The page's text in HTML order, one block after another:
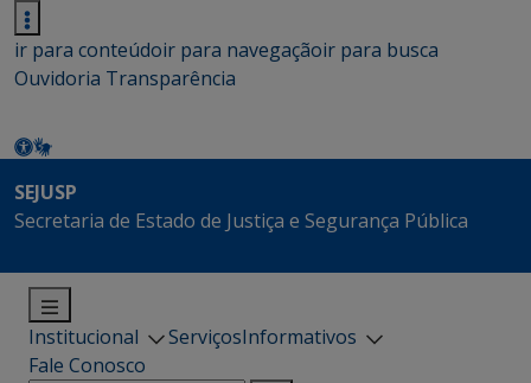
ir para conteúdoir para navegaçãoir para busca
Ouvidoria Transparência
SEJUSP
Secretaria de Estado de Justiça e Segurança Pública
Institucional ServiçosInformativos
Fale Conosco